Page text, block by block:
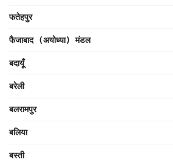
फतेहपुर
फैजाबाद (अयोध्या) मंडल
बदायूँ
बरेली
बलरामपुर
बलिया
बस्ती